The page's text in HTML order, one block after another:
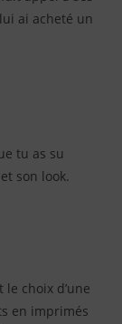
ai acheté un
tu as su
son look.
choix d’une
en imprimés